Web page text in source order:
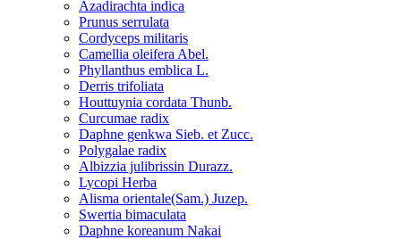
Azadirachta indica
Prunus serrulata
Cordyceps militaris
Camellia oleifera Abel.
Phyllanthus emblica L.
Derris trifoliata
Houttuynia cordata Thunb.
Curcumae radix
Daphne genkwa Sieb. et Zucc.
Polygalae radix
Albizzia julibrissin Durazz.
Lycopi Herba
Alisma orientale(Sam.) Juzep.
Swertia bimaculata
Daphne koreanum Nakai